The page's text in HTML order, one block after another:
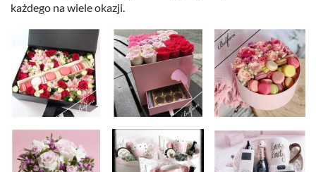
każdego na wiele okazji.